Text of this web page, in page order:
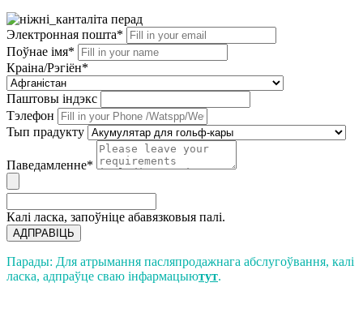
Электронная пошта*
Поўнае імя*
Краіна/Рэгіён*
Паштовы індэкс
Тэлефон
Тып прадукту
Паведамленне*
Калі ласка, запоўніце абавязковыя палі.
АДПРАВІЦЬ
Парады: Для атрымання пасляпродажнага абслугоўвання, калі
ласка, адпраўце сваю інфармацыютут.